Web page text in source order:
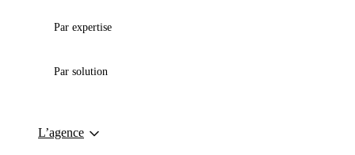
Par expertise
Par solution
L’agence